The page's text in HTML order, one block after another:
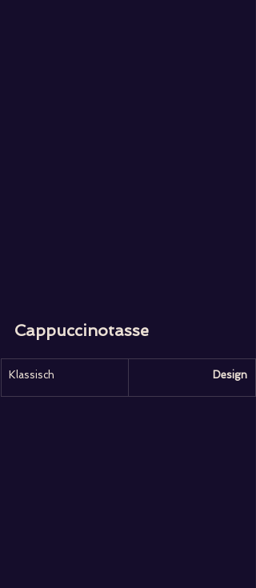
Cappuccinotasse
Klassisch Design